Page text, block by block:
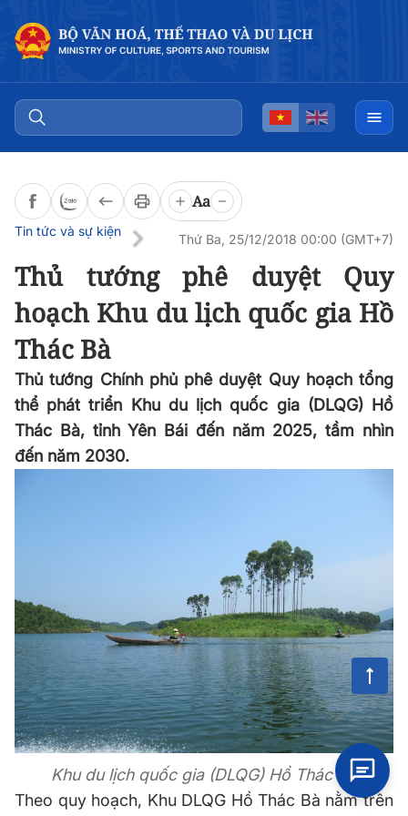
Aa
Tin tức và sự kiện
Thứ Ba, 25/12/2018 00:00 (GMT+7)
Thủ tướng phê duyệt Quy
hoạch Khu du lịch quốc gia Hồ
Thác Bà
Thủ tướng Chính phủ phê duyệt Quy hoạch tổng
thể phát triển Khu du lịch quốc gia (DLQG) Hồ
Thác Bà, tỉnh Yên Bái đến năm 2025, tầm nhìn
đến năm 2030.
Khu du lịch quốc gia (DLQG) Hồ Thác Bà
Theo quy hoạch, Khu DLQG Hồ Thác Bà nằm trên
Đọc bài